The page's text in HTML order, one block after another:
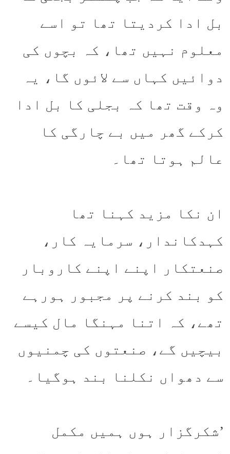
بل ادا کردیتا تھا تو اسے
معلوم نہیں تھا، کہ بچوں کی
دوائیں کہاں سے لائوں گا، یہ
وہ وقت تھا کہ بجلی کا بل ادا
کرکے گھر میں بے چارگی کا
عالم ہوتا تھا۔
ان نکا مزید کہنا تھا
کہدکاندار، سرمایہ کار،
صنعتکار اپنے اپنے کاروبار
کو بند کرنے پر مجبور ہورہے
تھے، کہ اتنا مہنگا مال کیسے
بیچیں گے، صنعتوں کی چمنیوں
سے دھواں نکلنا بند ہوگیا۔
’شکرگزار ہوں ہمیں مکمل